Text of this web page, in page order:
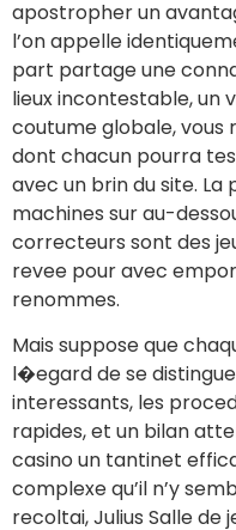
apostropher un
l’on appelle
part partage une
lieux incontestable, un
coutume globale, vous
dont chacun pourra
avec un brin du site.
machines sur au-
correcteurs sont des
revee pour avec
renommes.
Mais suppose que
l�egard de se
interessants, les
rapides, et un bilan
casino un tantinet
complexe qu’il n’y
recoltai, Julius Salle de